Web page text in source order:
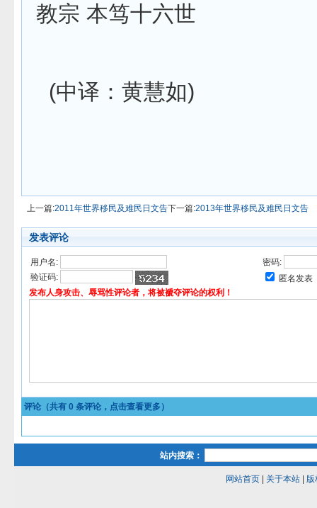
教宗 本笃十六世
(中译：黄慧如)
上一篇:2011年世界移民及难民日文告下一篇:2013年世界移民及难民日文告
发表评论
用户名:
密码:
验证码:
匿名发表
发布人身攻击、辱骂性评论者，将被褫夺评论的权利！
评论（共有 0 条评论，点击查看更多）
站内搜索：
网站首页| 关于本站| 版